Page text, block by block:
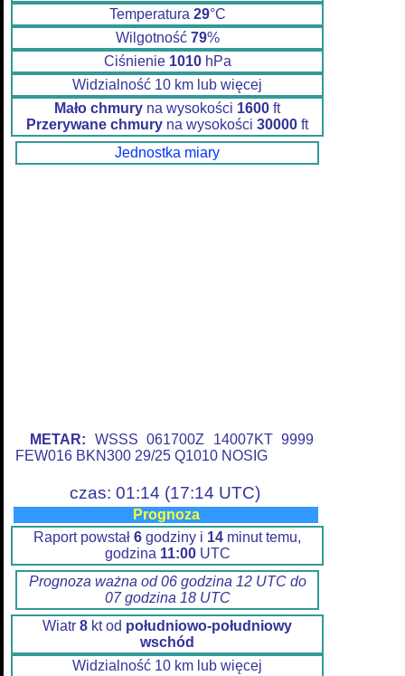
Temperatura 29°C
Wilgotność 79%
Ciśnienie 1010hPa
Widzialność 10 km lub więcej
Mało chmury na wysokości 1600 ft
Przerywane chmury na wysokości 30000 ft
Jednostka miary
METAR: WSSS 061700Z 14007KT 9999
FEW016 BKN300 29/25 Q1010 NOSIG
czas: 01:14 (17:14 UTC)
Prognoza
Raport powstał 6 godziny i 14 minut temu,
godzina 11:00UTC
Prognoza ważna od 06 godzina 12 UTC do
07 godzina 18 UTC
Wiatr 8 kt od południowo-południowy
wschód
Widzialność 10 km lub więcej